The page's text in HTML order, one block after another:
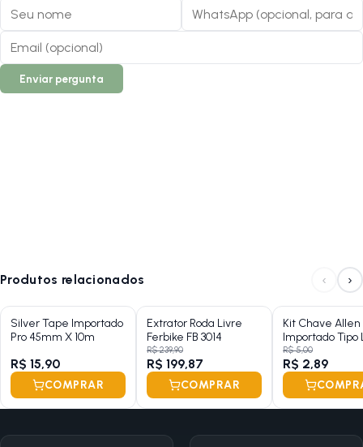
Assista nosso canal no YouTube:
Lojanapista
Enviar pergunta
Produtos relacionados ‹ ›
Silver Tape Importado
Pro 45mm X 10m
R$ 15,90
COMPRAR
Extrator Roda Livre
Ferbike FB 3014
R$ 239,90
R$ 199,87
COMPRAR
Kit Chave Allen
Importado Tipo
R$ 5,00
R$ 2,89